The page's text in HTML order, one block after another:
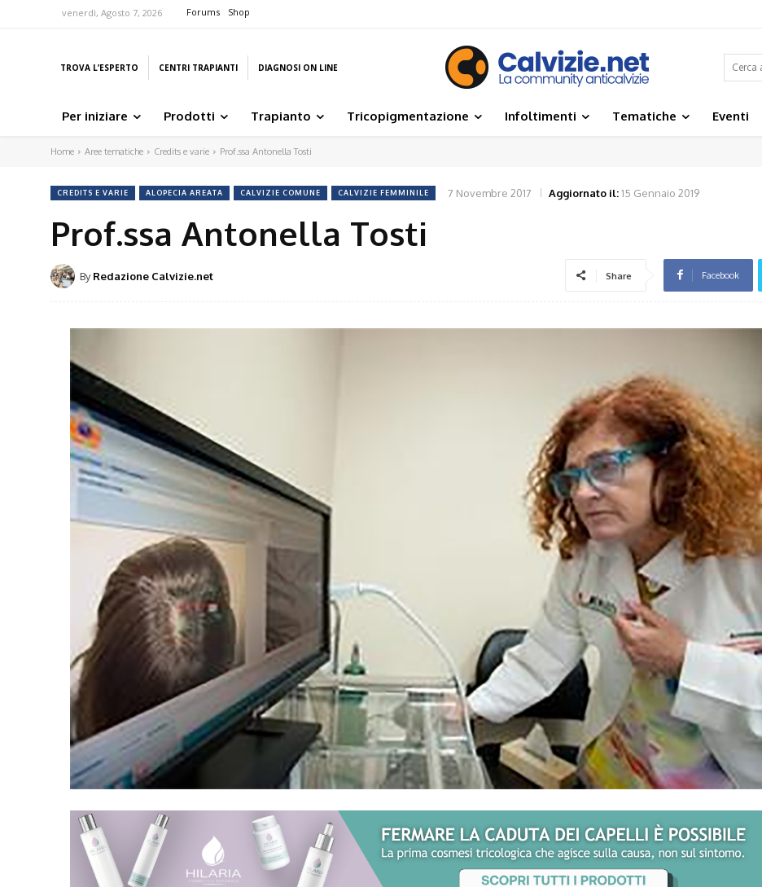
venerdì, Agosto 7, 2026 Forums Shop
TROVA L’ESPERTO CENTRI TRAPIANTI DIAGNOSI ON LINE
Per iniziare Prodotti Trapianto Tricopigmentazione Infoltimenti Tematiche Eventi
Home Aree tematiche Credits e varie Prof.ssa Antonella Tosti
CREDITS E VARIE ALOPECIA AREATA CALVIZIE COMUNE CALVIZIE FEMMINILE 7 Novembre 2017 Aggiornato il:15 Gennaio 2019
Prof.ssa Antonella Tosti
By Redazione Calvizie.net Share Facebook